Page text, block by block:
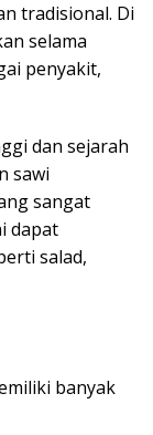
tradisional. Di
selama
penyakit,
dan sejarah
sawi
sangat
dapat
salad,
banyak